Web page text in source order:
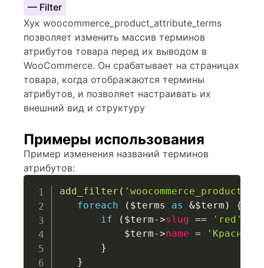
— Filter
Хук woocommerce_product_attribute_terms
позволяет изменить массив терминов
атрибутов товара перед их выводом в
WooCommerce. Он срабатывает на страницах
товара, когда отображаются термины
атрибутов, и позволяет настраивать их
внешний вид и структуру
Примеры использования
Пример изменения названий терминов
атрибутов:
add_filter (
foreach
( $terms as &$term )
{
if
( $term->slug == 'red'
$term->name = 'Красный'
}
}